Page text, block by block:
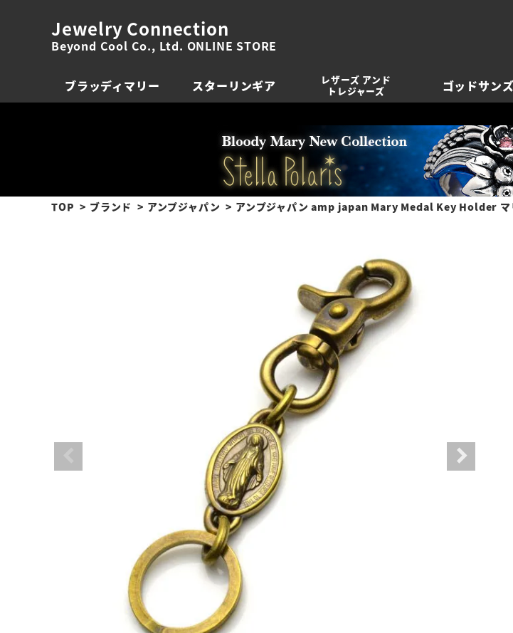
Jewelry Connection
Beyond Cool Co., Ltd. ONLINE STORE
ブラッディマリー スターリンギア
レザーズ アンド
トレジャーズ
ゴッドサンズ
TOP ブランド アンプジャパン アンプジャパン amp japan Mary Medal Key Holder マ